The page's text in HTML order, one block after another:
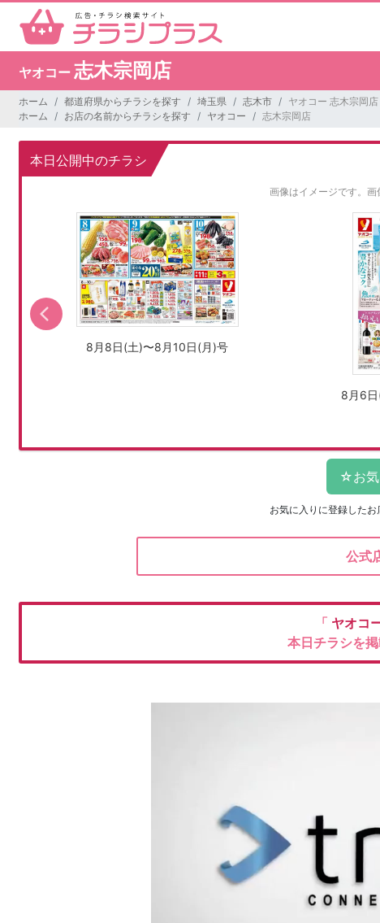
ヤオコー 志木宗岡店
ホーム 都道府県からチラシを探す 埼玉県 志木市
ヤオコー 志木宗岡店
ホーム
お店の名前からチラシを探す ヤオコー 志木宗岡店
本日公開中のチラシ
画像はイメージです。 画
8月8日(土)〜8月10日(月)号
8月6
お気に入りに登録したお
公式
「 ヤオコ
本日チラシを